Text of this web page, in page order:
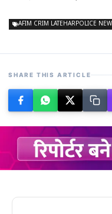
AFIM CRIM LATEHARPOLICE
SHARE THIS ARTICLE